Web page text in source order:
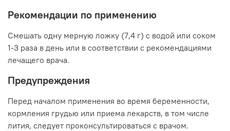
Рекомендации по применению
Смешать одну мерную ложку (7,4 г) с водой или соком
1-3 раза в день или в соответствии с рекомендациями
лечащего врача.
Предупреждения
Перед началом применения во время беременности,
кормления грудью или приема лекарств, в том числе
лития, следует проконсультироваться с врачом.